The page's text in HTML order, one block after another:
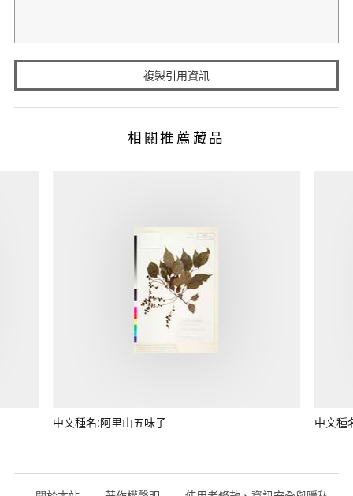
複製引用資訊
相關推薦藏品
中文種名:阿里山五味子 中文種